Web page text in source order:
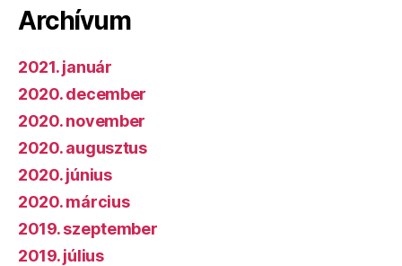
Archívum
2021. január
2020. december
2020. november
2020. augusztus
2020. június
2020. március
2019. szeptember
2019. július